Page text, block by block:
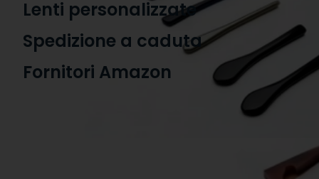
Lenti personalizzate
Spedizione a caduta
Fornitori Amazon